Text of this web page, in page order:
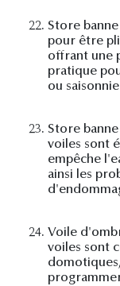
22. Store
pour être
offrant une
pratique
ou
23. Store
voiles sont
empêche
ainsi les
24. Voile
voiles sont